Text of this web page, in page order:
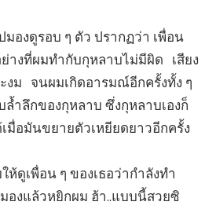
องดูรอบ ๆ ตัว ปรากฏว่า เพื่อน
างที่ผมทำกับกุหลาบไม่มีผิด เสียง
งม จนผมเกิดอารมณ์อีกครั้งทั้ง ๆ
ำลึกของกุหลาบ ซึ่งกุหลาบเองก็
มื่อมันขยายตัวเหยียดยาวอีกครั้ง
ดูเพื่อน ๆ ของเธอว่ากำลังทำ
องแล้วหยิกผม ฮ้า..แบบนี้สวยซิ